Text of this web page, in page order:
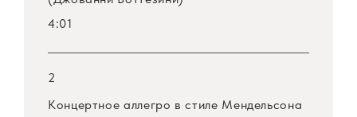
своего инструмента.
этих двух мастеров контрабаса,
записывалась в разные годы. Часть этих
4:01
2
Концертное аллегро в стиле Мендельсона